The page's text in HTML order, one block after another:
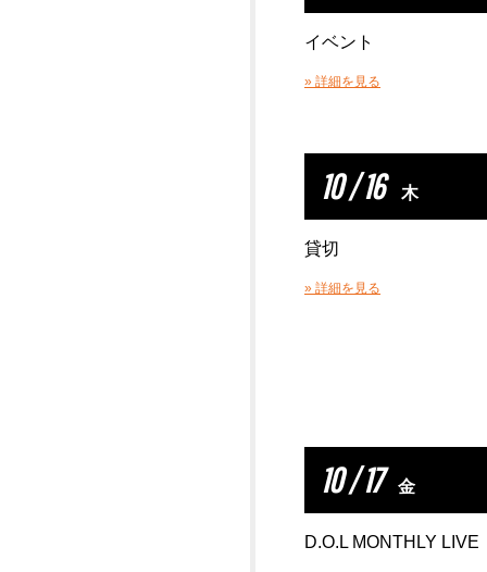
イベント
» 詳細を見る
10 / 16 木
貸切
» 詳細を見る
10 / 17 金
D.O.L MONTHLY LIVE